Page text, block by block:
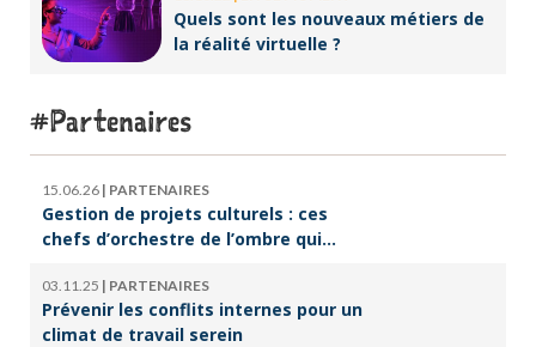
Quels sont les nouveaux métiers de
la réalité virtuelle ?
Partenaires
15.06.26 | PARTENAIRES
Gestion de projets culturels : ces
chefs d’orchestre de l’ombre qui
03.11.25 | PARTENAIRES
Prévenir les conflits internes pour un
climat de travail serein